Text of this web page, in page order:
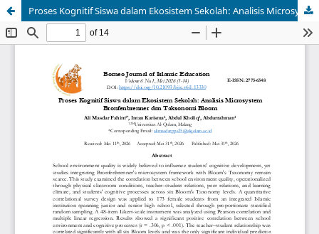
Proses Kognitif Siswa dalam Ekosistem Sekolah: Analisis Microsystem Bronfenbrenner dan Taksonomi Bloom